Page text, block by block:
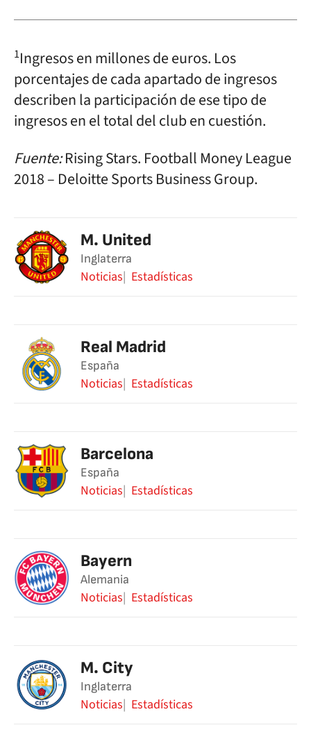
1Ingresos en millones de euros. Los
porcentajes de cada apartado de ingresos
describen la participación de ese tipo de
ingresos en el total del club en cuestión.
Fuente:Rising Stars. Football Money League
2018 – Deloitte Sports Business Group.
M. United
Inglaterra
Noticias Estadísticas
Real Madrid
España
Noticias Estadísticas
Barcelona
España
Noticias Estadísticas
Bayern
Alemania
Noticias Estadísticas
M. City
Inglaterra
Noticias Estadísticas